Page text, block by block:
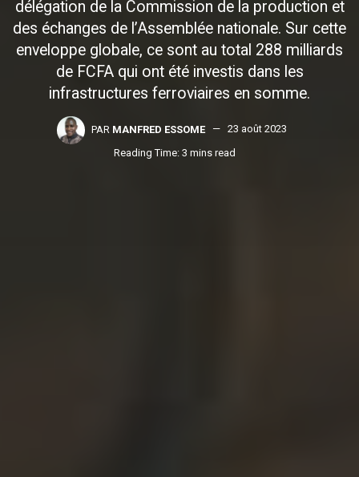
délégation de la Commission de la production et
des échanges de l’Assemblée nationale. Sur cette
enveloppe globale, ce sont au total 288 milliards
de FCFA qui ont été investis dans les
infrastructures ferroviaires en somme.
PAR MANFRED ESSOME
23 août 2023
Reading Time: 3 mins read